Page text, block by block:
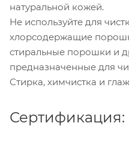
натуральной кожей.
Не используйте для
хлорсодержащие
стиральные порошки и
предназначенные для
Стирка, химчистка и
Сертификация: